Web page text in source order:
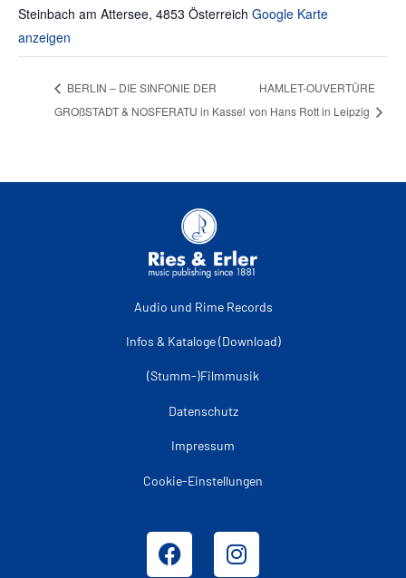
Steinbach am Attersee, 4853 Österreich Google Karte
anzeigen
BERLIN – DIE SINFONIE DER
GROßSTADT & NOSFERATU in Kassel
HAMLET-OUVERTÜRE
von Hans Rott in Leipzig
Audio und Rime Records
Infos & Kataloge (Download)
(Stumm-)Filmmusik
Datenschutz
Impressum
Cookie-Einstellungen